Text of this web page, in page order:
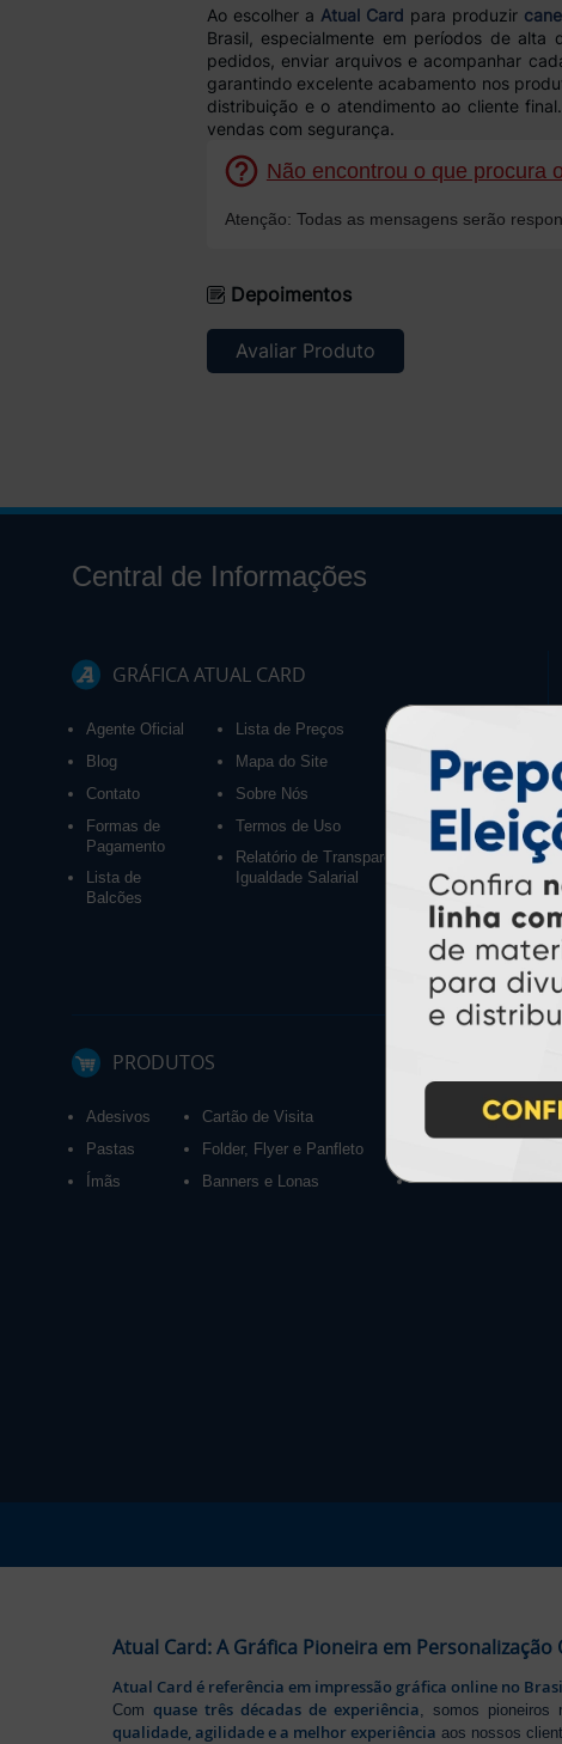
Ao escolher a Atual Card para produzir
Brasil, especialmente em períodos de alta
pedidos, enviar arquivos e acompanhar
garantindo excelente acabamento nos
distribuição e o atendimento ao cliente
vendas com segurança.
Não encontrou o que procura
Atenção: Todas as mensagens serão
Depoimentos
Avaliar Produto
Central de Informações
GRÁFICA ATUAL CARD
Agente Oficial
Blog
Contato
Formas de
Pagamento
Lista de
Balcões
Lista de Preços
Mapa do Site
Sobre Nós
Termos de Uso
Relatório de Transparência e
Igualdade Salarial
PRODUTOS
Adesivos
Pastas
Ímãs
Cartão de Visita
Folder, Flyer e Panfleto
Banners e Lonas
Calendários 2027
Atual Card: A Gráfica Pioneira em Personalização
Atual Card é referência em impressão gráfica online no
Comquase três décadas de experiência , somos pioneiros
qualidade, agilidade e a melhor experiência aos nossos